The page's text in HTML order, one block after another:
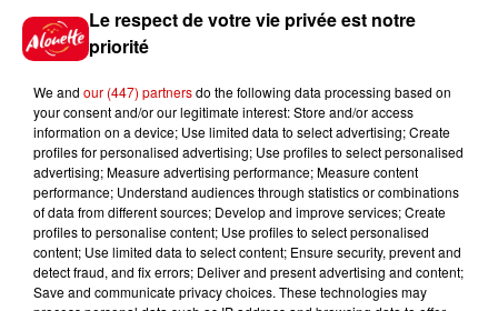
Gagnez vos places pour le
festival Marché Gourmand 2026
Le Duel - Gagnez vos entrées
pour l'un des zoos de nos
régions !
Le respect de votre vie privée est notre
priorité
We and our (447) partnersdo the following data processing based on
your consent and/or our legitimate interest: Store and/or access
information on a device; Use limited data to select advertising; Create
profiles for personalised advertising; Use profiles to select personalised
advertising; Measure advertising performance; Measure content
performance; Understand audiences through statistics or combinations
of data from different sources; Develop and improve services; Create
profiles to personalise content; Use profiles to select personalised
content; Use limited data to select content; Ensure security, prevent and
detect fraud, and fix errors; Deliver and present advertising and content;
Save and communicate privacy choices. These technologies may